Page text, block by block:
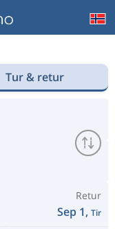
Tur & retur
Retur
Sep 1, Tir